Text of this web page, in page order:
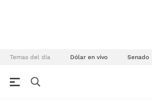
Temas del día Dólar en vivo Senado